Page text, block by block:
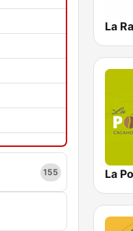
155
La